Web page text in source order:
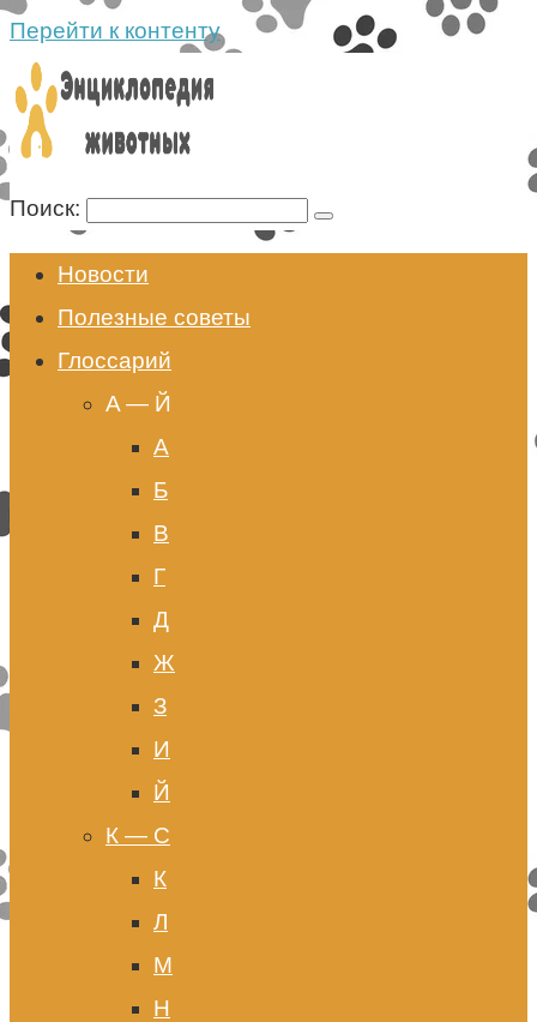
Перейти к контенту
Поиск:
Новости
Полезные советы
Глоссарий
A — Й
А
Б
В
Г
Д
Ж
З
И
Й
К — С
К
Л
М
Н